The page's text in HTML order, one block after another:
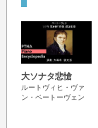
大ソナタ悲愴
ルートヴィヒ・ヴァ
ン・ベートーヴェン